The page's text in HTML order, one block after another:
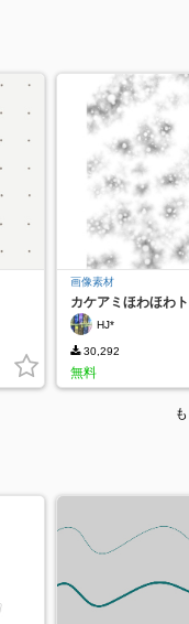
画像素材
カケアミほわほわ
HJ*
30,292
無料